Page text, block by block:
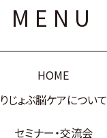
MENU
HOME
りじょぶ脳ケアについて
セミナー・交流会